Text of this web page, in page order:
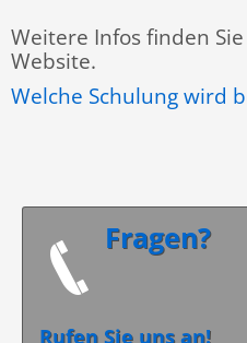
Weitere Infos finden
Website.
Welche Schulung wird
Fragen?
Rufen Sie uns an!